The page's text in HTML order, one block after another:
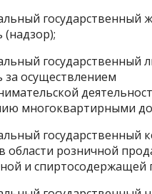
государственный
(надзор);
государственный
за осуществлением
многоквартирными
государственный
области розничной
и спиртосодержащей